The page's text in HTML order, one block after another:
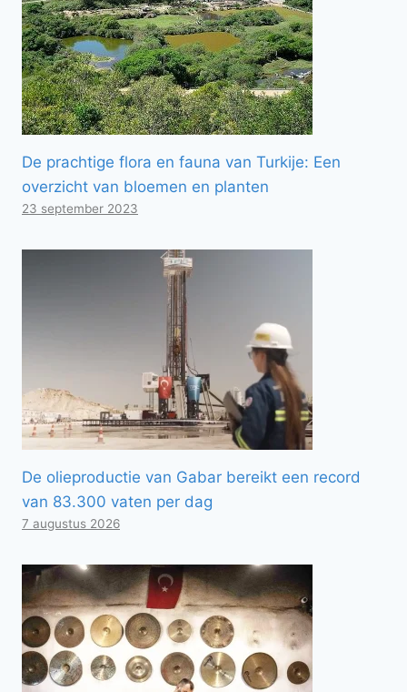
De prachtige flora en fauna van Turkije: Een
overzicht van bloemen en planten
23 september 2023
De olieproductie van Gabar bereikt een record
van 83.300 vaten per dag
7 augustus 2026